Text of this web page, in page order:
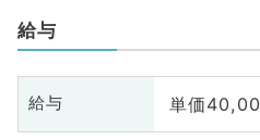
給与
給与 単価